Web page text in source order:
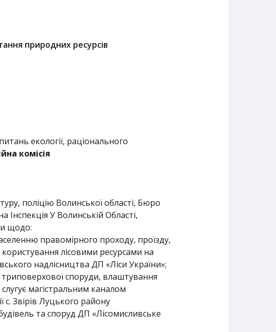
природних ресурсів
екології, раціонального
комісія
поліцію Волинської області, Бюро
Інспекція У Волинській Області,
щодо:
правомірного проходу, проїзду,
лісовими ресурсами на
надлісництва ДП «Ліси України»;
триповерхової споруди, влаштування
магістральним каналом
с. Звірів Луцького району
та споруд ДП «Лісомисливське